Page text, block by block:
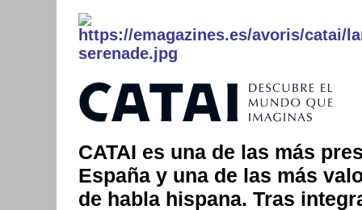
CATAI es una de las más
España y una de las más
de habla hispana. Tras